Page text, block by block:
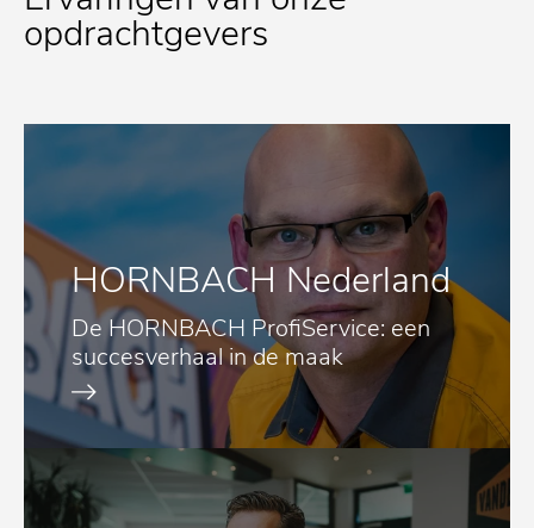
opdrachtgevers
HORNBACH Nederland
De HORNBACH ProfiService: een
succesverhaal in de maak